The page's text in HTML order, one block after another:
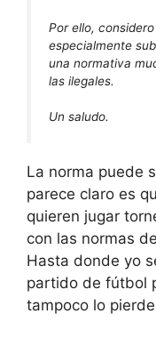
Por ello,
especialmente
una normativa
las ilegales.
Un saludo.
La norma puede
parece claro es
quieren jugar
con las normas
Hasta donde yo
partido de fútbol
tampoco lo